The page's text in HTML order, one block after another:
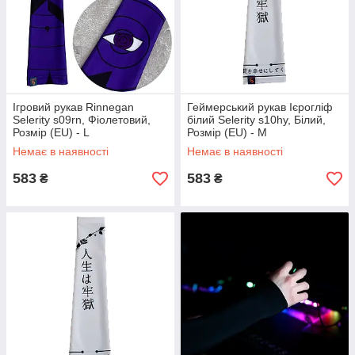
Ігровий рукав Rinnegan
Selerity s09rn, Фіолетовий,
Розмір (EU) - L
Немає в наявності
583 ₴
Геймерський рукав Ієрогліф
білий Selerity s10hy, Білий,
Розмір (EU) - M
Немає в наявності
583 ₴